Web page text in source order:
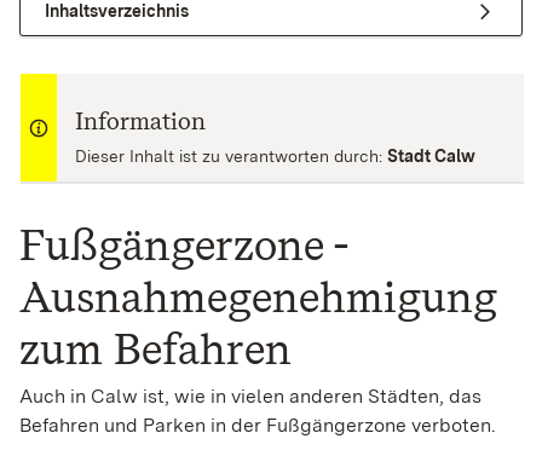
Inhaltsverzeichnis
Information
Dieser Inhalt ist zu verantworten durch: Stadt Calw
Fußgängerzone -
Ausnahmegenehmigung
zum Befahren
Auch in Calw ist, wie in vielen anderen Städten, das
Befahren und Parken in der Fußgängerzone verboten.